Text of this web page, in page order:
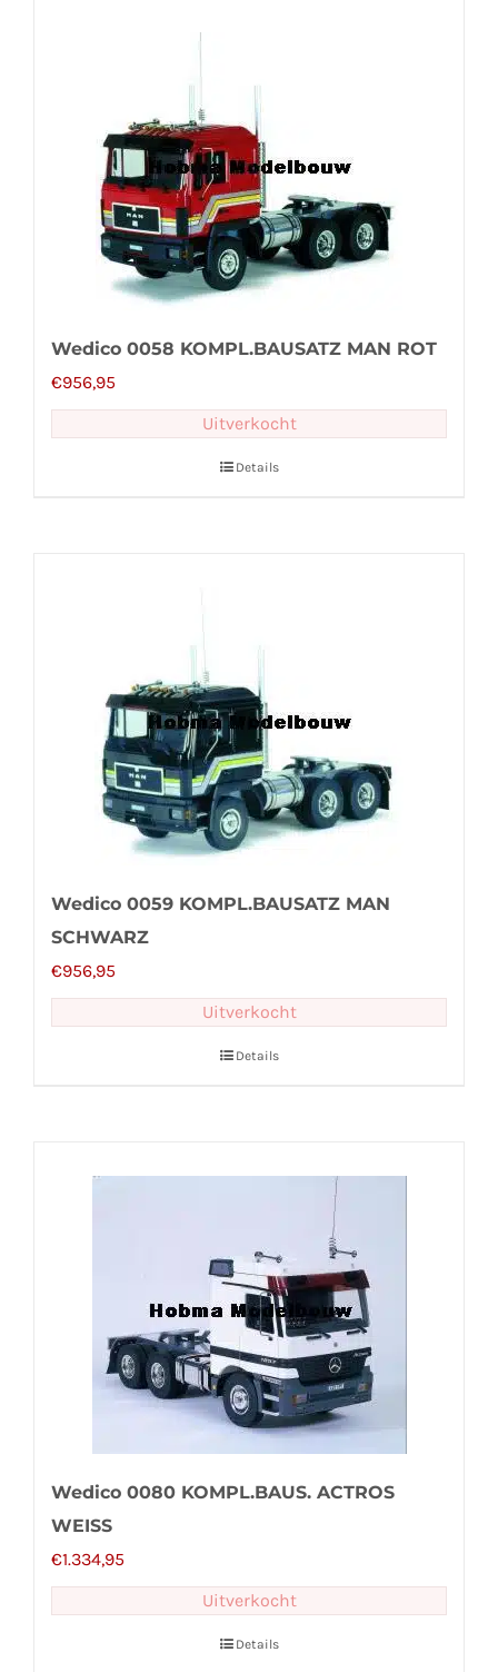
Wedico 0058 KOMPL.BAUSATZ MAN ROT
€956,95
Uitverkocht
Details
Wedico 0059 KOMPL.BAUSATZ MAN
SCHWARZ
€956,95
Uitverkocht
Details
Wedico 0080 KOMPL.BAUS. ACTROS
WEISS
€1.334,95
Uitverkocht
Details